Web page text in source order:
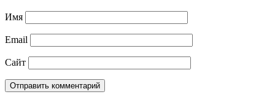
Имя
Email
Сайт